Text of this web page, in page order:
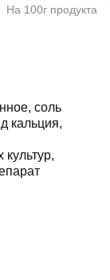
На 100г продукта
соль
кальция,